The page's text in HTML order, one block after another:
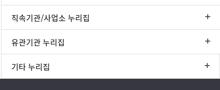
직속기관/사업소 누리집
유관기관 누리집
기타 누리집